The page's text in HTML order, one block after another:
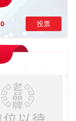
投票